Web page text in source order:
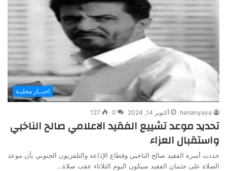
اخبــار محليـة
hananyaya أكتوبر 14, 2024 0
127
تحديد موعد تشييع الفقيد الاعلامي صالح الناخبي
واستقبال العزاء
حددت أسرة الفقيد صالح الناخبي وقطاع الإذاعة والتلفزيون الجنوبي بأن موعد
الصلاة على جثمان الفقيد سيكون اليوم الثلاثاء عقب صلاة…